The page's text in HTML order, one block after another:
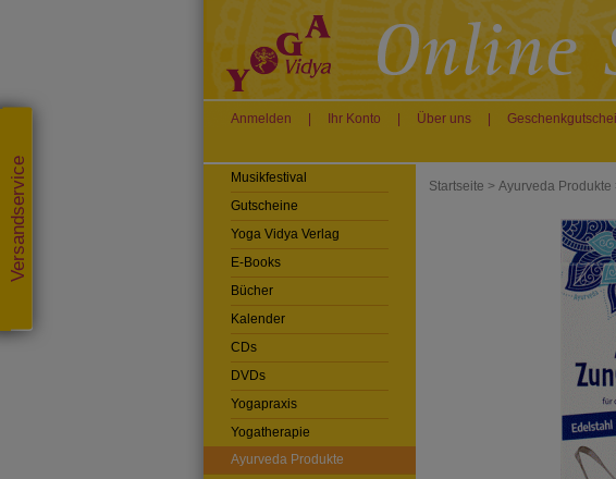
Versandservice
Anmelden Ihr Konto Über uns
Startseite > Ayurveda Produkte
Musikfestival
Gutscheine
Yoga Vidya Verlag
E-Books
Bücher
Kalender
CDs
DVDs
Yogapraxis
Yogatherapie
Ayurveda Produkte